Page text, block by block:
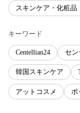
スキンケア・化粧品
キーワード
Centellian24 セン
韓国スキンケア
アットコスメ ポ